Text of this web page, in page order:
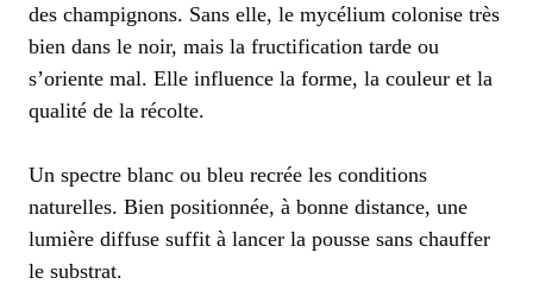
des champignons. Sans elle, le mycélium colonise très
bien dans le noir, mais la fructification tarde ou
s’oriente mal. Elle influence la forme, la couleur et la
qualité de la récolte.
Un spectre blanc ou bleu recrée les conditions
naturelles. Bien positionnée, à bonne distance, une
lumière diffuse suffit à lancer la pousse sans chauffer
le substrat.